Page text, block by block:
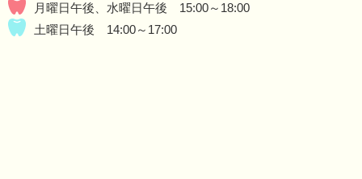
月曜日午後、水曜日午後 15:00～18:00
土曜日午後 14:00～17:00